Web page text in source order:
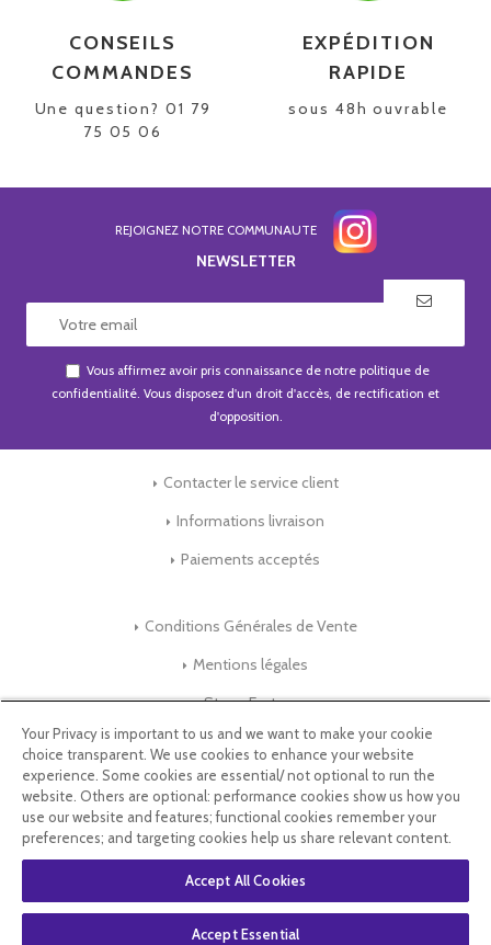
CONSEILS
COMMANDES
Une question? 01 79
75 05 06
EXPÉDITION
RAPIDE
sous 48h ouvrable
REJOIGNEZ NOTRE COMMUNAUTE
NEWSLETTER
Vous affirmez avoir pris connaissance de notre politique de
confidentialité. Vous disposez d'un droit d'accès, de rectification et
d'opposition.
Contacter le service client
Informations livraison
Paiements acceptés
Conditions Générales de Vente
Mentions légales
Store-Factory
Qui Sommes nous ?
Parrainage
Blog & Conseils
Select Language
Your Privacy is important to us and we want to make your cookie
choice transparent. We use cookies to enhance your website
experience. Some cookies are essential/ not optional to run the
website. Others are optional: performance cookies show us how you
use our website and features; functional cookies remember your
preferences; and targeting cookies help us share relevant content.
Accept All Cookies
Accept Essential